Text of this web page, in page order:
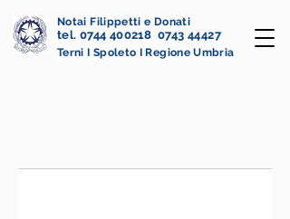
Notai Filippetti e Donati
tel. 0744 400218 0743 44427
Terni I Spoleto I Regione Umbria